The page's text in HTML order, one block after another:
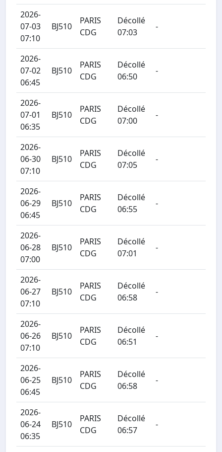
2026-
07-03
07:10
BJ510
PARIS
CDG
Décollé
07:03
-
2026-
07-02
06:45
BJ510
PARIS
CDG
Décollé
06:50
-
2026-
07-01
06:35
BJ510
PARIS
CDG
Décollé
07:00
-
2026-
06-30
07:10
BJ510
PARIS
CDG
Décollé
07:05
-
2026-
06-29
06:45
BJ510
PARIS
CDG
Décollé
06:55
-
2026-
06-28
07:00
BJ510
PARIS
CDG
Décollé
07:01
-
2026-
06-27
07:10
BJ510
PARIS
CDG
Décollé
06:58
-
2026-
06-26
07:10
BJ510
PARIS
CDG
Décollé
06:51
-
2026-
06-25
06:45
BJ510
PARIS
CDG
Décollé
06:58
-
2026-
06-24
06:35
BJ510
PARIS
CDG
Décollé
06:57
-